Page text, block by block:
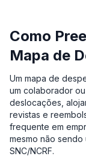
Como
Mapa de
Um mapa de
um colaborador
deslocações,
revistas e
frequente em
mesmo não
SNC/NCRF.